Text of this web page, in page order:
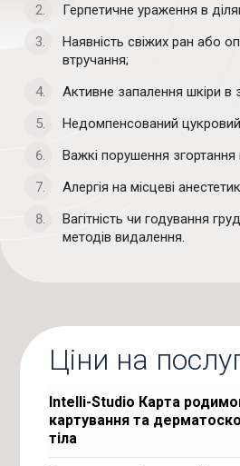
Герпетичне ураження в
Наявність свіжих ран або
втручання;
Активне запалення шкіри в
Недомпенсований цукровий
Важкі порушення згортання
Алергія на місцеві
Вагітність чи годування
методів видалення.
Ціни на
Intelli-Studio Карта
картування та
тіла